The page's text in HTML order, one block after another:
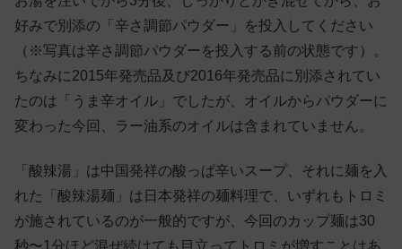
好みで別添の「辛さ調節パウダー」を投入してください
（※写真は辛さ調節パウダーを投入する前の状態です）。
ちなみに2015年発売品及び2016年発売品に別添されてい
たのは「うま辛オイル」でしたが、オイルからパウダーに
変わった今回、ラー油系のオイルは含まれていません。
「酸辣湯」は中国発祥の酸っぱ辛いスープ、それに麺を入
れた「酸辣湯麺」は日本発祥の麺料理で、いずれもトロミ
が施されているのが一般的ですが、今回のカップ麺は30
秒〜1分ほど混ぜ続けても目立ってトロミが増すことはあ